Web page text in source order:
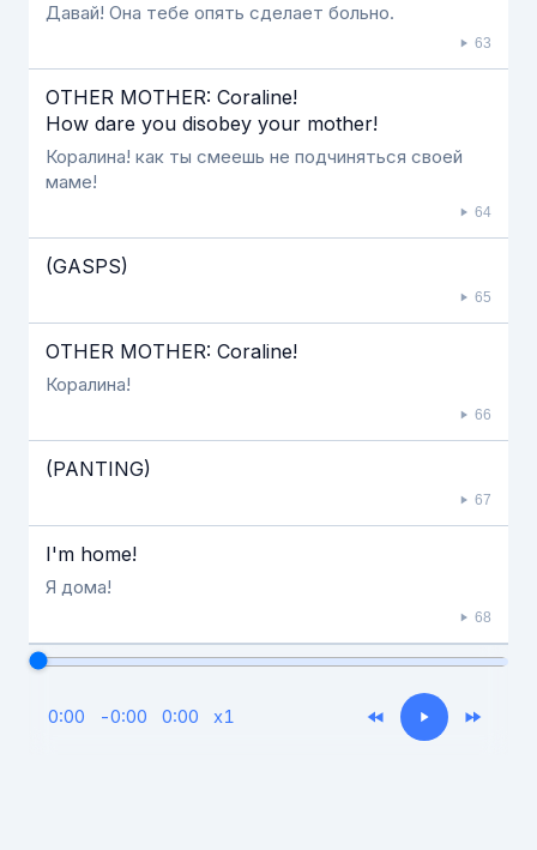
Давай! Она тебе опять сделает больно.
63
OTHER MOTHER: Coraline!
How dare you disobey your mother!
Коралина! как ты смеешь не подчиняться своей
маме!
64
(GASPS)
65
OTHER MOTHER: Coraline!
Коралина!
66
(PANTING)
67
I'm home!
Я дома!
68
0:00 -0:00 0:00 x1